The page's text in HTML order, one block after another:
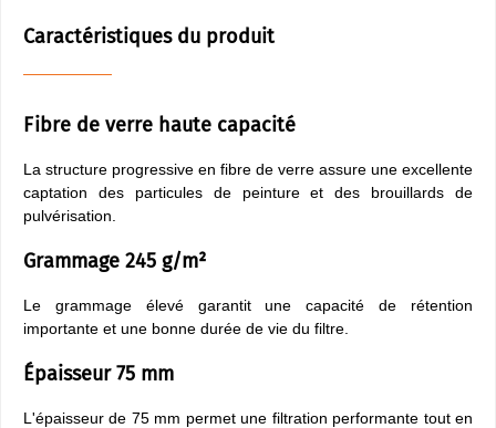
Caractéristiques du produit
Fibre de verre haute capacité
La structure progressive en fibre de verre assure une excellente
captation des particules de peinture et des brouillards de
pulvérisation.
Grammage 245 g/m²
Le grammage élevé garantit une capacité de rétention
importante et une bonne durée de vie du filtre.
Épaisseur 75 mm
L'épaisseur de 75 mm permet une filtration performante tout en